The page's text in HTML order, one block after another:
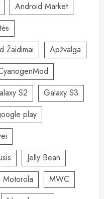
Android Market
Žaidimai
Apžvalga
S2
Galaxy S3
play
Jelly Bean
Motorola
MWC